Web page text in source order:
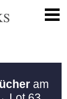
am